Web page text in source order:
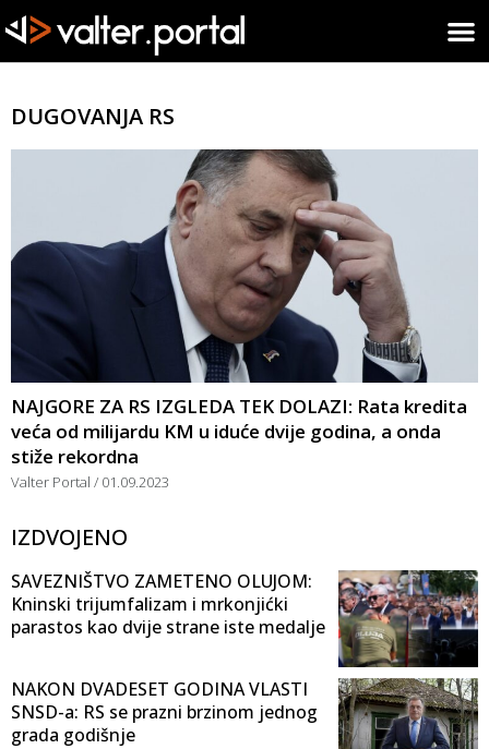
DUGOVANJA RS
NAJGORE ZA RS IZGLEDA TEK DOLAZI: Rata kredita
veća od milijardu KM u iduće dvije godina, a onda
stiže rekordna
Valter Portal 01.09.2023
IZDVOJENO
SAVEZNIŠTVO ZAMETENO OLUJOM:
Kninski trijumfalizam i mrkonjićki
parastos kao dvije strane iste medalje
NAKON DVADESET GODINA VLASTI
SNSD-a: RS se prazni brzinom jednog
grada godišnje